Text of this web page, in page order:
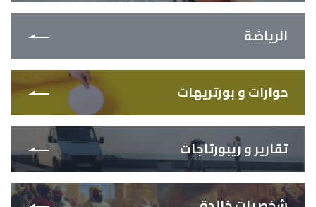
الرياضة
حوارات و بورتريهات
تقارير و ريبورتاجات